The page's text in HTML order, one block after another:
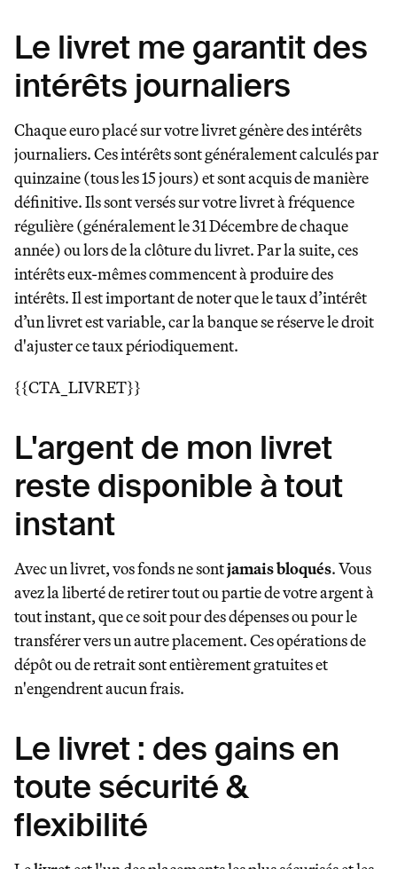
Le livret me garantit des
intérêts journaliers
Chaque euro placé sur votre livret génère des intérêts
journaliers. Ces intérêts sont généralement calculés par
quinzaine (tous les 15 jours) et sont acquis de manière
définitive. Ils sont versés sur votre livret à fréquence
régulière (généralement le 31 Décembre de chaque
année) ou lors de la clôture du livret. Par la suite, ces
intérêts eux-mêmes commencent à produire des
intérêts. Il est important de noter que le taux d’intérêt
d’un livret est variable, car la banque se réserve le droit
d'ajuster ce taux périodiquement.
{{CTA_LIVRET}}
L'argent de mon livret
reste disponible à tout
instant
Avec un livret, vos fonds ne sontjamais bloqués. Vous
avez la liberté de retirer tout ou partie de votre argent à
tout instant, que ce soit pour des dépenses ou pour le
transférer vers un autre placement. Ces opérations de
dépôt ou de retrait sont entièrement gratuites et
n'engendrent aucun frais.
Le livret : des gains en
toute sécurité &
flexibilité